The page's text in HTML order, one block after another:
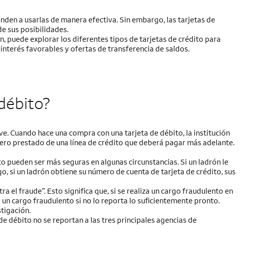
a usarlas de manera efectiva. Sin embargo, las tarjetas de
sus posibilidades.
puede explorar los diferentes tipos de tarjetas de crédito para
favorables y ofertas de transferencia de saldos.
Cuando hace una compra con una tarjeta de débito, la institución
prestado de una línea de crédito que deberá pagar más adelante.
ser más seguras en algunas circunstancias. Si un ladrón le
si un ladrón obtiene su número de cuenta de tarjeta de crédito, sus
el fraude”. Esto significa que, si se realiza un cargo fraudulento en
cargo fraudulento si no lo reporta lo suficientemente pronto.
débito no se reportan a las tres principales agencias de